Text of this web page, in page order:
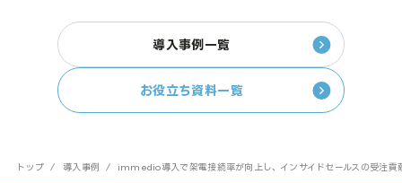
導入事例一覧
お役立ち資料一覧
トップ / 導入事例 / immedio導入で架電接続率が向上し、 インサイドセールスの受注貢